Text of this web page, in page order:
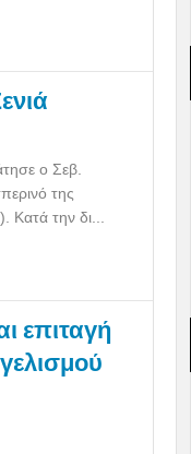
ο Σεβ.
της
την δι...
επιταγή